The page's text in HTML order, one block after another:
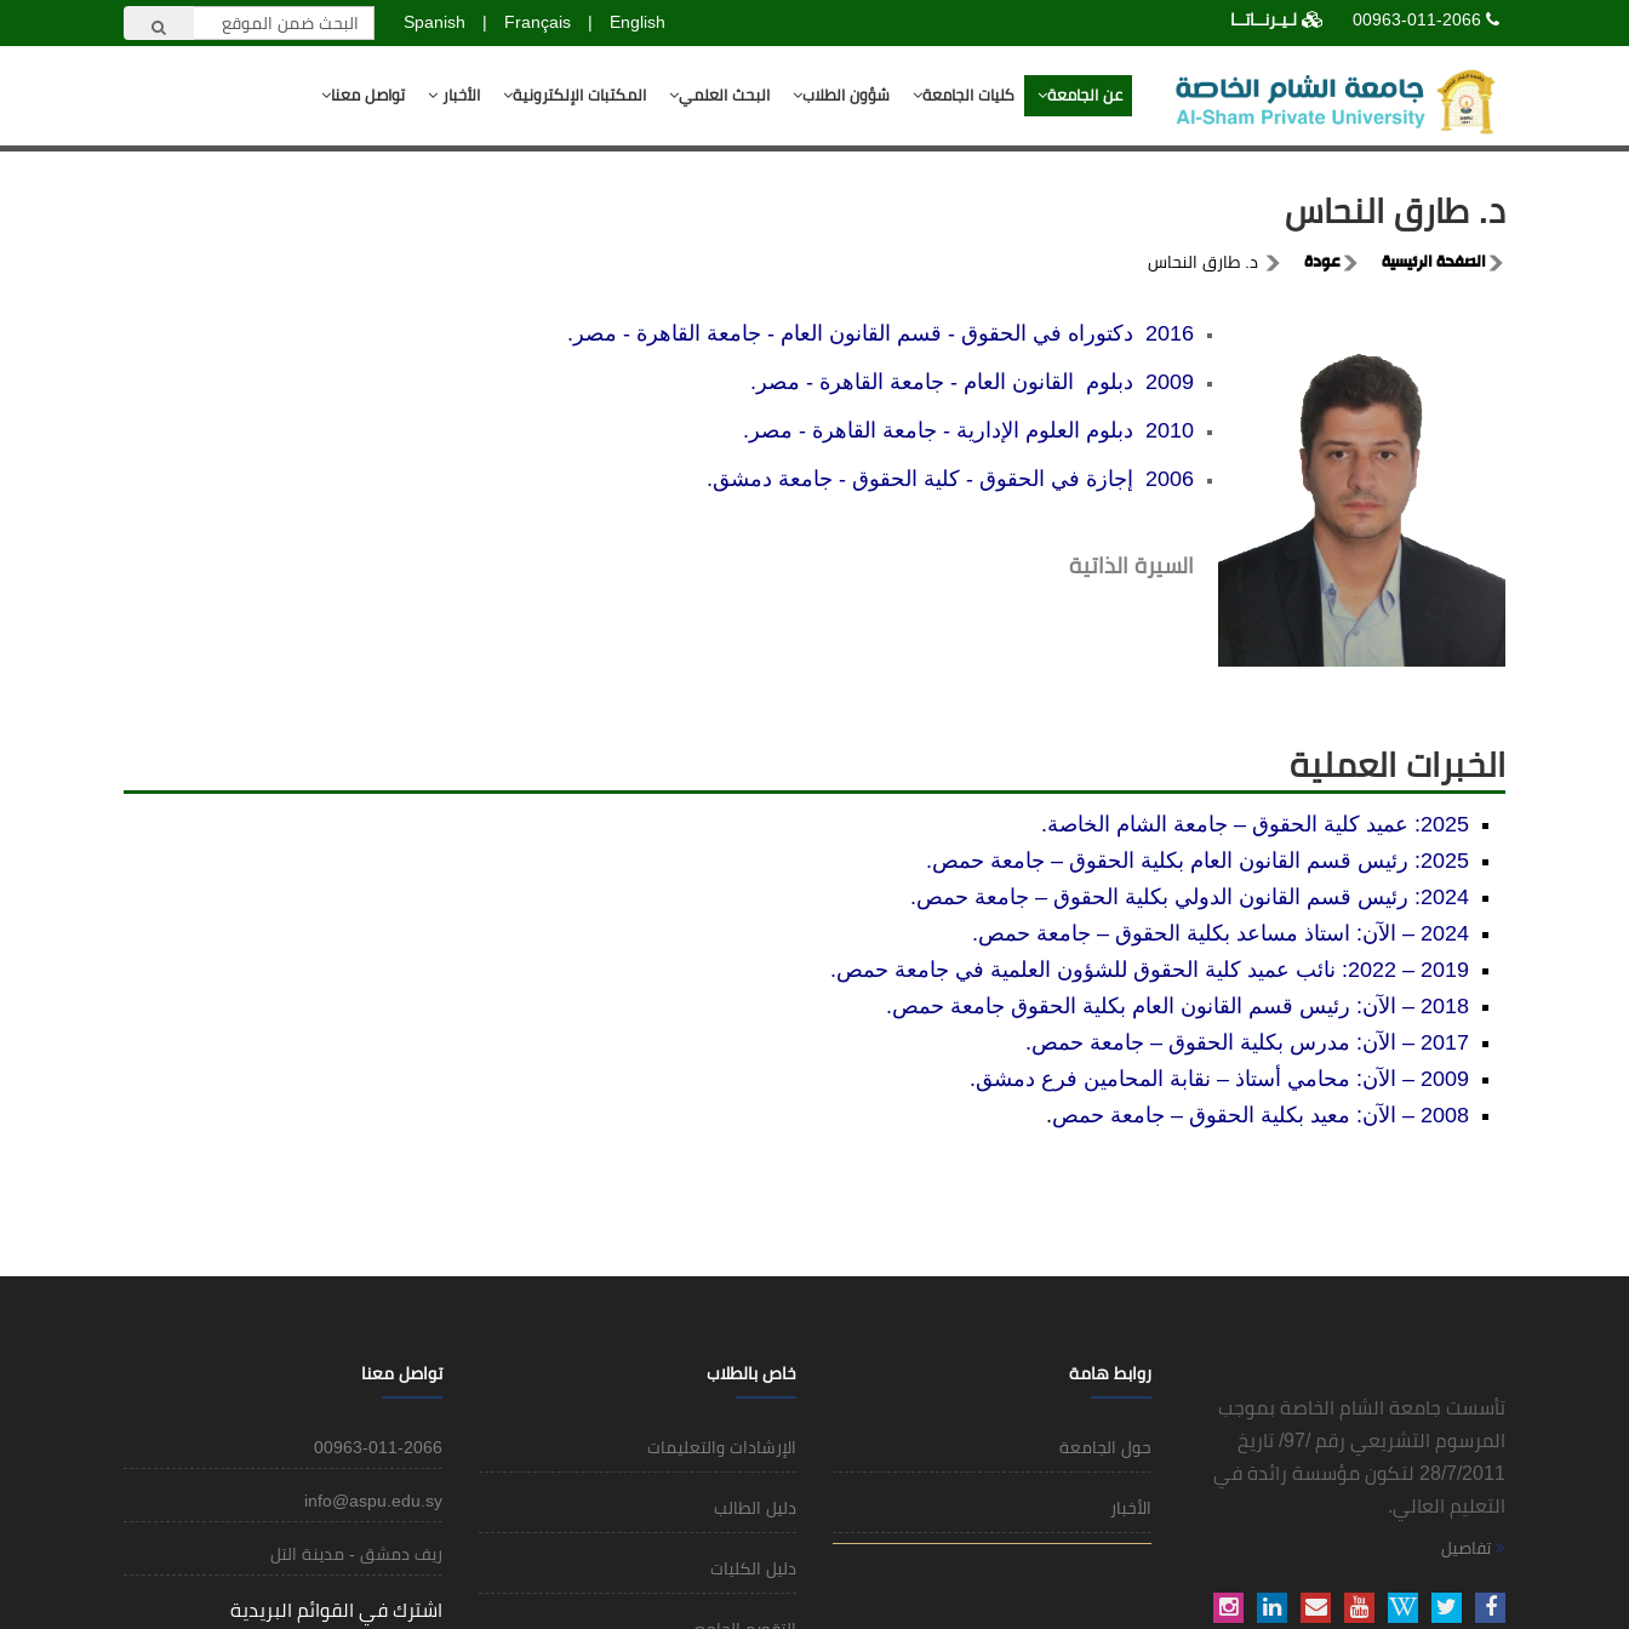
00963-011-2066 لـيـرنــاتــا English
|
Français
|
Spanish
عن الجامعة كليات الجامعة شؤون الطلاب البحث العلمي المكتبات الإلكترونية الأخبار تواصل معنا
د. طارق النحاس
الصفحة الرئيسية عودة د. طارق النحاس
2016 دكتوراه في الحقوق - قسم
القانون العام - جامعة القاهرة - مصر.
2009 دبلوم القانون العام
- جامعة القاهرة - مصر.
2010 دبلوم
العلوم الإدارية - جامعة القاهرة - مصر.
2006 إجازة في الحقوق
- كلية الحقوق - جامعة دمشق.
السيرة الذاتية
الخبرات العملية
2025: عميد كلية الحقوق – جامعة الشام الخاصة.
2025: رئيس قسم القانون العام بكلية الحقوق
– جامعة حمص.
2024: رئيس قسم القانون الدولي بكلية الحقوق
– جامعة حمص.
2024 –
الآن: استاذ مساعد بكلية الحقوق – جامعة حمص.
2019 –
2022: نائب عميد كلية الحقوق للشؤون العلمية في جامعة حمص.
2018 –
الآن: رئيس قسم القانون العام بكلية الحقوق جامعة حمص.
2017 –
الآن: مدرس بكلية الحقوق – جامعة حمص.
2009 – الآن: محامي أستاذ – نقابة المحامين فرع دمشق.
2008 –
الآن: معيد بكلية الحقوق – جامعة حمص.
تأسست جامعة الشام الخاصة بموجب
المرسوم التشريعي رقم /97/ تاريخ
28/7/2011 لتكون مؤسسة رائدة في
التعليم العالي.
تفاصيل
روابط هامة
حول الجامعة
الأخبار
خاص بالطلاب
الإرشادات والتعليمات
دليل الطالب
دليل الكليات
تواصل معنا
00963-011-2066
info@aspu.edu.sy
ريف دمشق - مدينة التل
اشترك في القوائم البريدية